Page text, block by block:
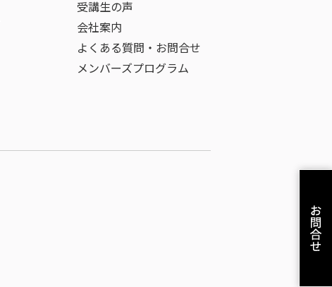
受講生の声
会社案内
よくある質問・お問合せ
メンバーズプログラム